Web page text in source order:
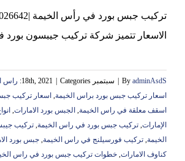
الاسعار تتميز شركة تركيب جيبسون
By adminAsdS سبتمبر 18th, 2021 Categories: راس
اسعار تركيب جبس بورد براس الخيمة, اسعار تركيب
اسقف معلقة في راس الخيمة, الجبس بورد الامارات,
الإمارات, تركيب جبس بورد في راس الخيمة, تركيب
الخيمة, تركيب فورسيلنج في راس الخيمة, جبس بورد
كناوف الامارات, خطوات تركيب جبس بورد في راس